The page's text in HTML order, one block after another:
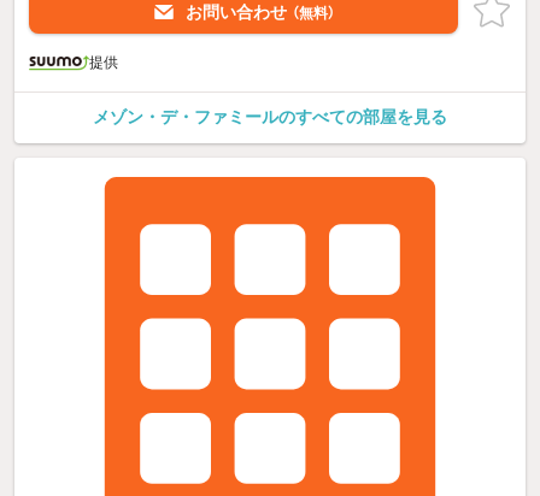
お問い合わせ （無料）
提供
メゾン・デ・ファミールのすべての部屋を見る